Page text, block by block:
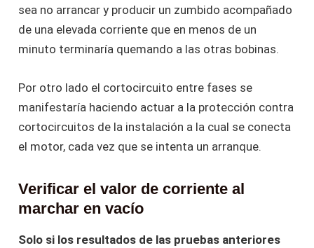
sea no arrancar y producir un zumbido acompañado
de una elevada corriente que en menos de un
minuto terminaría quemando a las otras bobinas.
Por otro lado el cortocircuito entre fases se
manifestaría haciendo actuar a la protección contra
cortocircuitos de la instalación a la cual se conecta
el motor, cada vez que se intenta un arranque.
Verificar el valor de corriente al
marchar en vacío
Solo si los resultados de las pruebas anteriores